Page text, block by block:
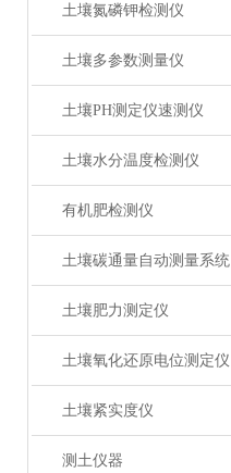
土壤氮磷钾检测仪
土壤多参数测量仪
土壤PH测定仪速测仪
土壤水分温度检测仪
有机肥检测仪
土壤碳通量自动测量系统
土壤肥力测定仪
土壤氧化还原电位测定仪
土壤紧实度仪
测土仪器